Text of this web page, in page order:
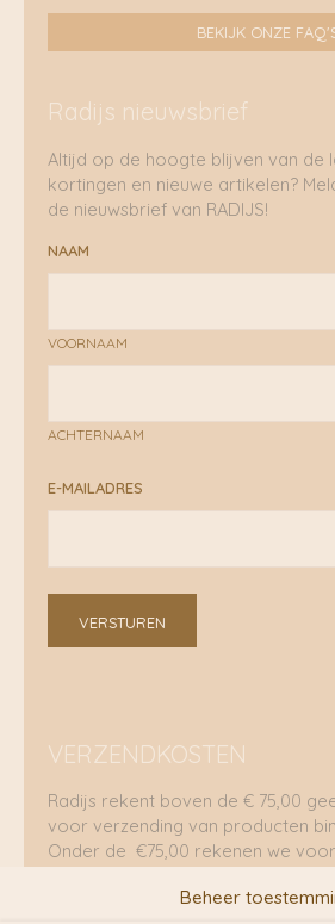
Beheer
BEKIJK ONZE
Radijs nieuwsbrief
Altijd op de hoogte blijven van de
kortingen en nieuwe artikelen?
de nieuwsbrief van RADIJS!
NAAM
VOORNAAM
ACHTERNAAM
E-MAILADRES
VERSTUREN
VERZENDKOSTEN
Radijs rekent boven de € 75,00
voor verzending van producten
Onder de €75,00 rekenen we